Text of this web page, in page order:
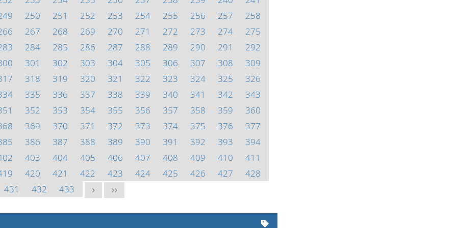
250 251 252 253 254 255 256 257
258
267 268 269 270 271 272 273 274
275
284 285 286 287 288 289 290 291
292
301 302 303 304 305 306 307 308
309
318 319 320 321 322 323 324 325
326
335 336 337 338 339 340 341 342
343
352 353 354 355 356 357 358 359
360
369 370 371 372 373 374 375 376
377
386 387 388 389 390 391 392 393
394
403 404 405 406 407 408 409 410
411
420 421 422 423 424 425 426 427
428
431
432 433 > >>